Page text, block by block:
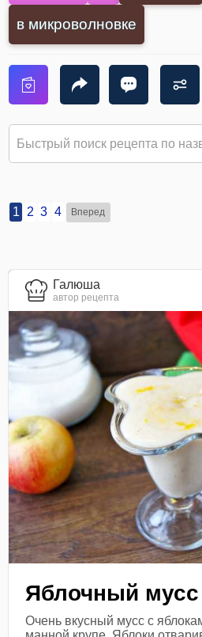
в микроволновке
1 2 3 4 Вперед
Галюша
автор рецепта
Яблочный
Очень вкусный мусс с